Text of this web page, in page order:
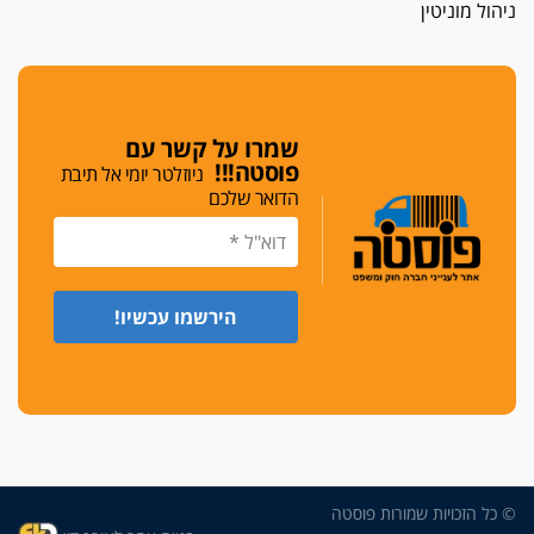
כפר מנדא: עורך דין נעצר בחשד להחזקת שני אקדח
בימ"ש מחוזי: החלטת עמית בכר לדחות מינוי מנכ"ל
חדש ללשכה אינה סבירה
משפחה ופוליטיקה
עו"ד גלעד מנשה ויאיר בכורו חגגו בר מצווה, שרי
דורשים הגנה וביטחון"
ניהול מוניטין
שמרו על קשר עם
פוסטה!!! ניוזלטר יומי אל תיבת
הדואר שלכם
© כל הזכויות שמורות פוסטה